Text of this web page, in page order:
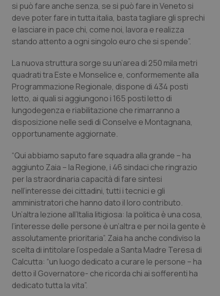
Lombardia
Marche
Molise
Piemonte
Provincia Autonoma di Bolzano
Provincia Autonoma di Trento
Puglia
Sardegna
Sicilia
Toscana
Umbria
Dolore
Donna & Salute
Epatiti
HIV
Infezioni & Febbre
Ipertensione & Scompenso
Malattie rare
Malattia di Crohn & Rettocolite Ulcerosa
Neuroscienze & patologie neurodegenerative
Obesità
Oftalmologia
si può fare anche senza, se si può fare in Veneto si
deve poter fare in tutta italia, basta tagliare gli sprechi
e lasciare in pace chi, come noi, lavora e realizza
stando attento a ogni singolo euro che si spende”.
La nuova struttura sorge su un’area di 250 mila metri
quadrati tra Este e Monselice e, conformemente alla
Programmazione Regionale, dispone di 434 posti
letto, ai quali si aggiungono i 165 posti letto di
lungodegenza e riabilitazione che rimarranno a
disposizione nelle sedi di Conselve e Montagnana,
opportunamente aggiornate.
“Qui abbiamo saputo fare squadra alla grande – ha
aggiunto Zaia – la Regione, i 46 sindaci che ringrazio
per la straordinaria capacità di fare sintesi
nell’interesse dei cittadini, tutti i tecnici e gli
amministratori che hanno dato il loro contributo.
Un’altra lezione all’Italia litigiosa: la politica è una cosa,
l’interesse delle persone è un’altra e per noi la gente è
assolutamente prioritaria”. Zaia ha anche condiviso la
scelta di intitolare l’ospedale a Santa Madre Teresa di
Calcutta: “un luogo dedicato a curare le persone – ha
detto il Governatore- che ricorda chi ai sofferenti ha
dedicato tutta la vita”.